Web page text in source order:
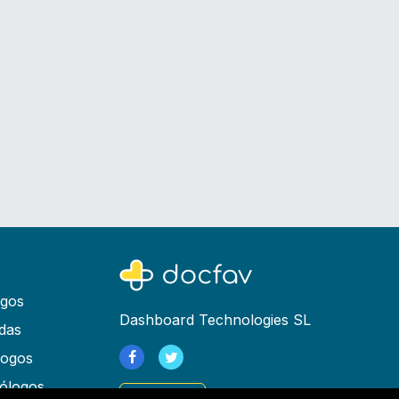
Dashboard Technologies SL